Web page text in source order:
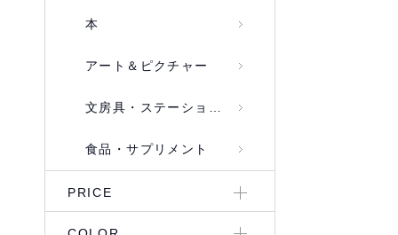
本
アート＆ピクチャー
文房具・ステーショナリー
食品・サプリメント
PRICE